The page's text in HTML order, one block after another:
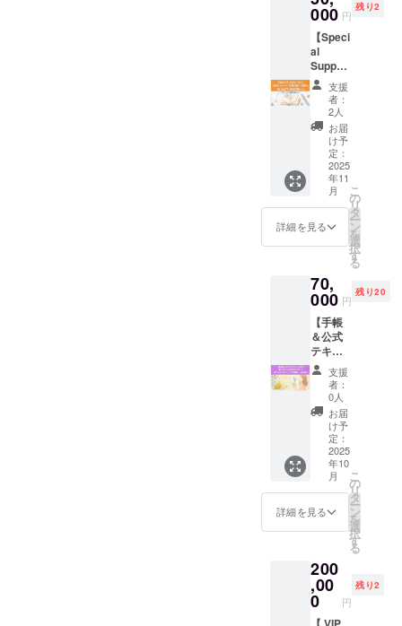
に！
植物モ
チーフ
を表現
した、
星アロ
マオリ
ジナル
のシン
プルで
着心地
の良い
デザイ
ン。 普
段使い
にも、
セルフ
ケアや
ワーク
プ時に
もおす
すめ♪ ※
サイズ
はユニ
セック
ス／S・
M・Lか
らお選
びいた
だけま
す ※ご
希望の
星座と
サイズ
をお申
し込み
時にご
記入く
スプ
レーに
つい
て： ・
太陽星
りとと
もに、1
週間の
流れに
「ふん
わり乗
る」感
覚を体
験でき
ます 星
アロマ
メン
バーと
りと言
葉で
との約
束」を
楽しく
叶えて
いきま
しょう♪
アーカ
イブ録
画付き
だか
ら、リ
アルタ
イムで
参加で
きない
方も安
心 使っ
て終わ
り、
い。 あ
なたの
毎日
が、
ちょっ
ごとに
りのガ
イドが
届く ス
ペシャ
ルな
フォ
ロー
アップ
講座で
す！
【今、
宇宙が
風を吹
かせて
【今
週、自
分をど
う整え
て、何
を感じ
て生き
るの
か】
【今、
この瞬
間に、
どんな
願いを
手帳に
むか】
全部ま
緒に、
体感＆
実践！
毎週
マ・12
星座ス
プ
レー」
全12本
を、星
と香り
の手帳
と一緒
にお届
けしま
す。 加
えて、
今回は
特別に
── 星座
一覧に
した
ンド
シー
ト」も
セット
に！ ＊
配合率
は掲載
してお
りませ
ん。
「この
星座に
んな精
油がブ
いる
の？」
「どの
ン・少
人数
制） こ
のリ
ターン
は、 星
と香り
に寄り
添いな
がら
「2026
年を大
きく動
かして
いくあ
なた」
月のサ
ポート
プラン
に、さ
らに、
四季
（春
分・夏
至・秋
分・冬
至）の
ワーク
ショッ
プも付
いてい
るプレ
ミアム
内容詳
細 星と
香りの
癒し手
000 円
残り2
【Speci
al
Support
er】2分
の1ペー
ジ応援
広告
（¥50,0
00／5冊
付き）
掲載ス
ペース
がさら
に拡
大！ご
自身の
サービ
ス（※占
星術・
アロ
マ・香
りに関
連する
もの限
定）を
広く
知って
いただ
きたい
方に最
適。画
像やロ
ゴも使
ち合わ
せの上
で掲載
内容を
支援
者：
2人
お届
け予
定：
2025
年11
月
詳細を見る
こ
の
リ
タ
ー
ン
を
選
択
す
る
70,
000 円
残り20
【手帳
＆公式
テキス
ト付
き】 星
と香り
の世界
を学
ぶ！星
アロマ
ライフ
入門講
座（全6
回） ＼
星と香
りの力
しい豊
かさ”を
育む／
星アロ
支援
者：
0人
お届
け予
定：
2025
年10
月
詳細を見る
こ
の
リ
タ
ー
ン
を
選
択
す
る
200
,00
0 円
残り2